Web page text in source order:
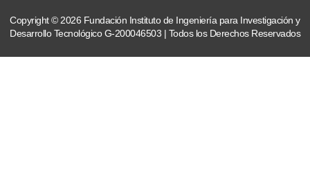
Copyright © 2026 Fundación Instituto de Ingeniería para Investigación y
Desarrollo Tecnológico G-200046503 | Todos los Derechos Reservados